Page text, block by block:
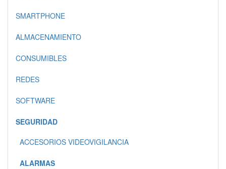
SMARTPHONE
ALMACENAMIENTO
CONSUMIBLES
REDES
SOFTWARE
SEGURIDAD
ACCESORIOS VIDEOVIGILANCIA
ALARMAS